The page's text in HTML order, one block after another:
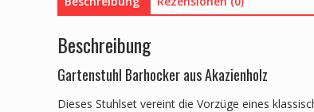
Beschreibung
Gartenstuhl Barhocker aus Akazienholz
Dieses Stuhlset vereint die Vorzüge eines